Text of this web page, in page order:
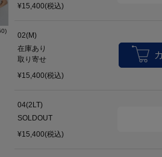
¥15,400(税込)
02(M)
在庫あり
取り寄せ
¥15,400(税込)
04(2LT)
SOLDOUT
¥15,400(税込)